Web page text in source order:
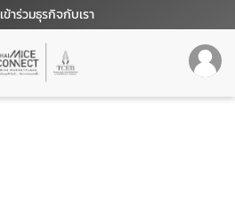
เข้าร่วมธุรกิจกับเรา